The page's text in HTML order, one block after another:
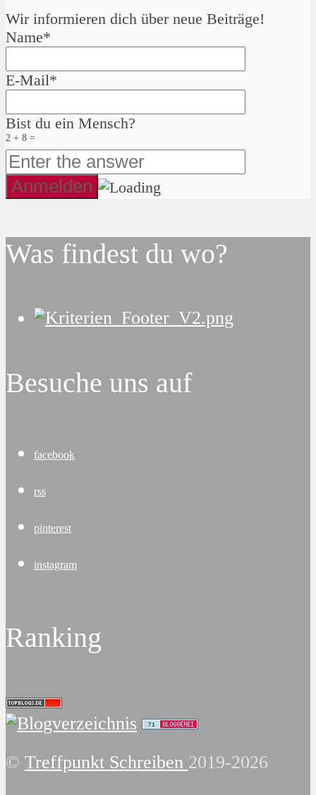
Wir informieren dich über neue Beiträge!
Name*
E-Mail*
Bist du ein Mensch?
2 + 8 =
Was findest du wo?
Besuche uns auf
facebook
rss
pinterest
instagram
Ranking
© Treffpunkt Schreiben 2019-2026